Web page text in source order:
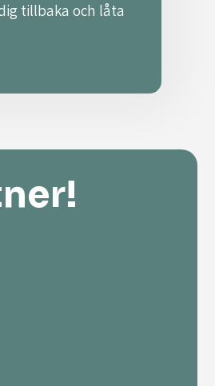
tillbaka och låta